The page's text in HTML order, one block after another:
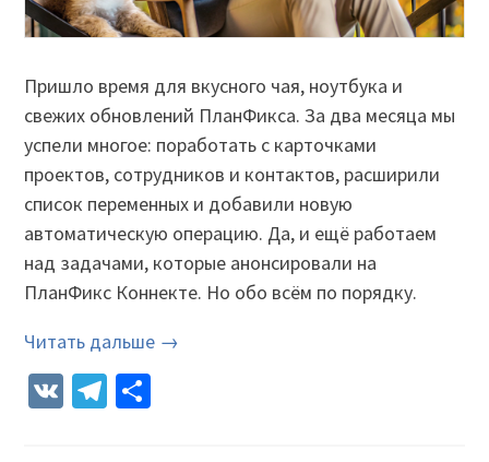
Пришло время для вкусного чая, ноутбука и
свежих обновлений ПланФикса. За два месяца мы
успели многое: поработать с карточками
проектов, сотрудников и контактов, расширили
список переменных и добавили новую
автоматическую операцию. Да, и ещё работаем
над задачами, которые анонсировали на
ПланФикс Коннекте. Но обо всём по порядку.
Читать дальше →
VK Telegram